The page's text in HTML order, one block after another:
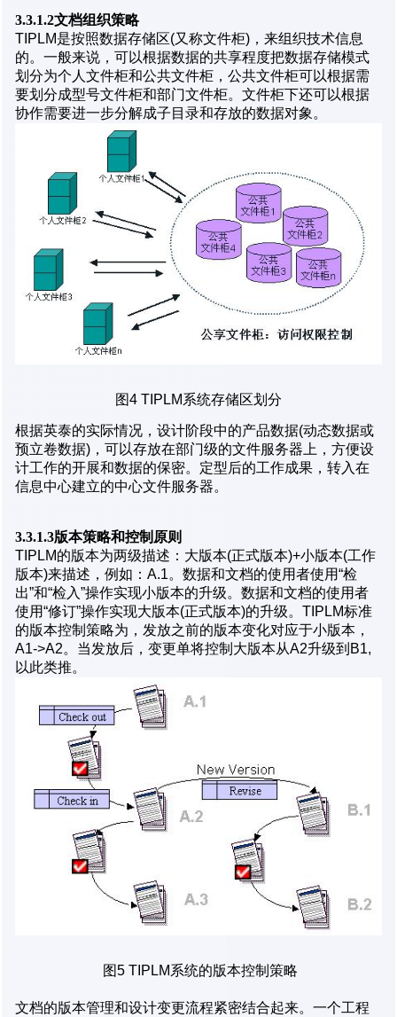
3.3.1.2文档组织策略
TIPLM是按照数据存储区(又称文件柜)，来组织技术信息
的。一般来说，可以根据数据的共享程度把数据存储模式
划分为个人文件柜和公共文件柜，公共文件柜可以根据需
要划分成型号文件柜和部门文件柜。文件柜下还可以根据
协作需要进一步分解成子目录和存放的数据对象。
图4 TIPLM系统存储区划分
根据英泰的实际情况，设计阶段中的产品数据(动态数据或
预立卷数据)，可以存放在部门级的文件服务器上，方便设
计工作的开展和数据的保密。定型后的工作成果，转入在
信息中心建立的中心文件服务器。
3.3.1.3版本策略和控制原则
TIPLM的版本为两级描述：大版本(正式版本)+小版本(工作
版本)来描述，例如：A.1。数据和文档的使用者使用“检
出”和“检入”操作实现小版本的升级。数据和文档的使用者
使用“修订”操作实现大版本(正式版本)的升级。TIPLM标准
的版本控制策略为，发放之前的版本变化对应于小版本，
A1->A2。当发放后，变更单将控制大版本从A2升级到B1,
以此类推。
图5 TIPLM系统的版本控制策略
文档的版本管理和设计变更流程紧密结合起来。一个工程